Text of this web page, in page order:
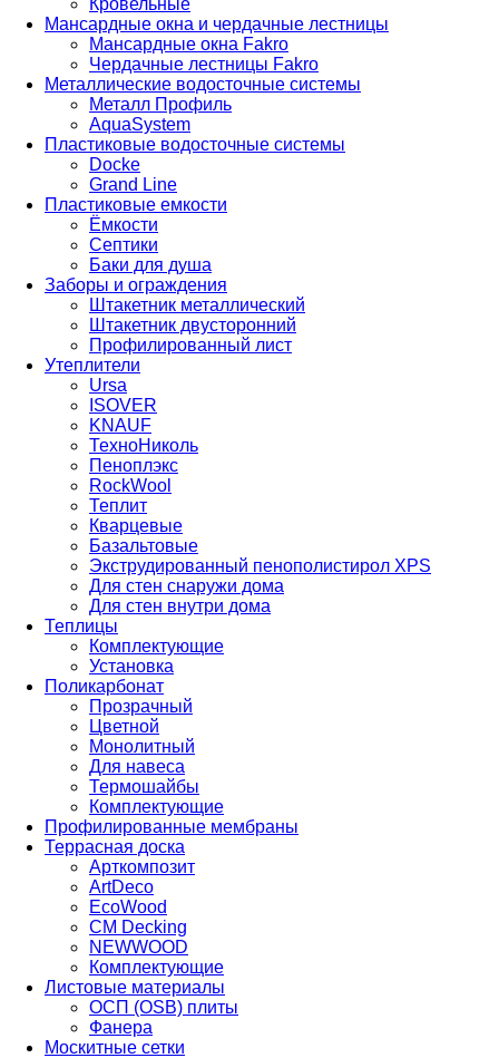
Кровельные
Мансардные окна и чердачные лестницы
Мансардные окна Fakro
Чердачные лестницы Fakro
Металлические водосточные системы
Металл Профиль
AquaSystem
Пластиковые водосточные системы
Docke
Grand Line
Пластиковые емкости
Ёмкости
Септики
Баки для душа
Заборы и ограждения
Штакетник металлический
Штакетник двусторонний
Профилированный лист
Утеплители
Ursa
ISOVER
KNAUF
ТехноНиколь
Пеноплэкс
RockWool
Теплит
Кварцевые
Базальтовые
Экструдированный пенополистирол XPS
Для стен снаружи дома
Для стен внутри дома
Теплицы
Комплектующие
Установка
Поликарбонат
Прозрачный
Цветной
Монолитный
Для навеса
Термошайбы
Комплектующие
Профилированные мембраны
Террасная доска
Арткомпозит
ArtDeco
EcoWood
CM Decking
NEWWOOD
Комплектующие
Листовые материалы
ОСП (OSB) плиты
Фанера
Москитные сетки